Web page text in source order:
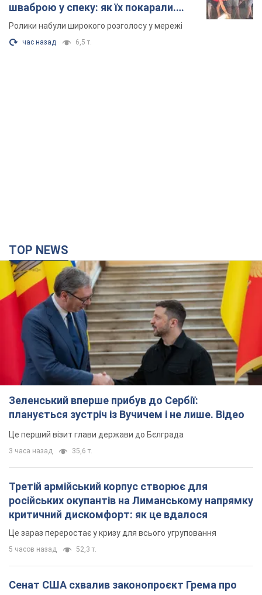
шваброю у спеку: як їх покарали.
Відео
Ролики набули широкого розголосу у мережі
час назад 6,5 т.
TOP NEWS
Зеленський вперше прибув до Сербії:
планується зустріч із Вучичем і не лише. Відео
Це перший візит глави держави до Бєлграда
3 часа назад 35,6 т.
Третій армійський корпус створює для
російських окупантів на Лиманському напрямку
критичний дискомфорт: як це вдалося
Це зараз переростає у кризу для всього угруповання
5 часов назад 52,3 т.
Сенат США схвалив законопроєкт Грема про